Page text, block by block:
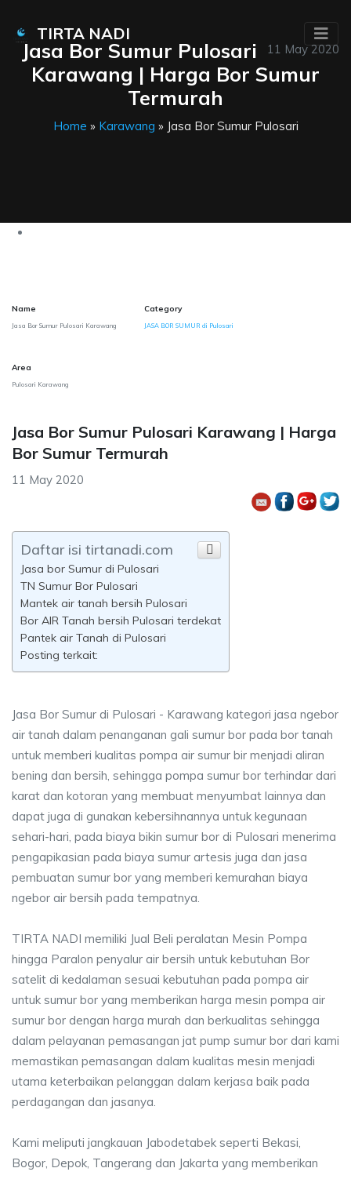
TIRTA NADI
11 May 2020
Jasa Bor Sumur Pulosari
Karawang | Harga Bor Sumur
Termurah
Home » Karawang » Jasa Bor Sumur Pulosari
Name
Jasa Bor Sumur Pulosari Karawang
Category
JASA BOR SUMUR di Pulosari
Area
Pulosari Karawang
Jasa Bor Sumur Pulosari Karawang | Harga
Bor Sumur Termurah
11 May 2020
Daftar isi tirtanadi.com
Jasa bor Sumur di Pulosari
TN Sumur Bor Pulosari
Mantek air tanah bersih Pulosari
Bor AIR Tanah bersih Pulosari terdekat
Pantek air Tanah di Pulosari
Posting terkait:
Jasa Bor Sumur di Pulosari - Karawang kategori jasa ngebor
air tanah dalam penanganan gali sumur bor pada bor tanah
untuk memberi kualitas pompa air sumur bir menjadi aliran
bening dan bersih, sehingga pompa sumur bor terhindar dari
karat dan kotoran yang membuat menyumbat lainnya dan
dapat juga di gunakan kebersihnannya untuk kegunaan
sehari-hari, pada biaya bikin sumur bor di Pulosari menerima
pengapikasian pada biaya sumur artesis juga dan jasa
pembuatan sumur bor yang memberi kemurahan biaya
ngebor air bersih pada tempatnya.
TIRTA NADI memiliki Jual Beli peralatan Mesin Pompa
hingga Paralon penyalur air bersih untuk kebutuhan Bor
satelit di kedalaman sesuai kebutuhan pada pompa air
untuk sumur bor yang memberikan harga mesin pompa air
sumur bor dengan harga murah dan berkualitas sehingga
dalam pelayanan pemasangan jat pump sumur bor dari kami
memastikan pemasangan dalam kualitas mesin menjadi
utama keterbaikan pelanggan dalam kerjasa baik pada
perdagangan dan jasanya.
Kami meliputi jangkauan Jabodetabek seperti Bekasi,
Bogor, Depok, Tangerang dan Jakarta yang memberikan